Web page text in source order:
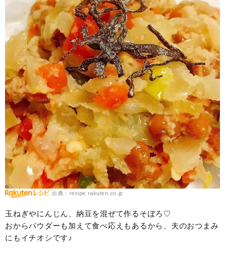
出典：recipe.rakuten.co.jp
玉ねぎやにんじん、納豆を混ぜて作るそぼろ♡
おからパウダーも加えて食べ応えもあるから、夫のおつまみ
にもイチオシです♪